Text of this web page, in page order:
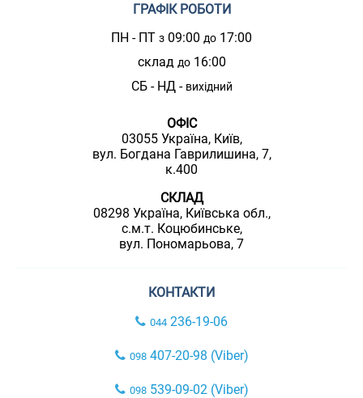
ГРАФІК РОБОТИ
ПН - ПТ з 09:00 до 17:00
склад до16:00
СБ - НД - вихідний
ОФІС
03055 Україна, Київ,
вул. Богдана Гаврилишина, 7,
к.400
СКЛАД
08298 Україна, Київська обл.,
с.м.т. Коцюбинське,
вул. Пономарьова, 7
КОНТАКТИ
044 236-19-06
098407-20-98 (Viber)
098539-09-02 (Viber)